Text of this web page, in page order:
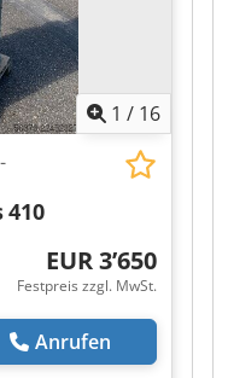
können Sie
Bitte
ständig vor
Bedrijfsstraat 3
1 / 16
410
EUR 3’650
Festpreis zzgl. MwSt.
Anrufen